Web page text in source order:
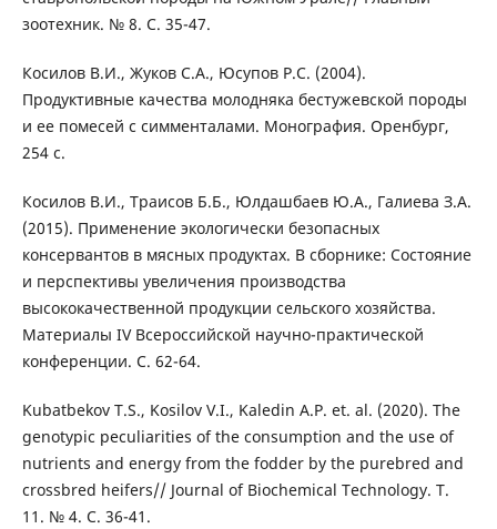
зоотехник. № 8. С. 35-47.
Косилов В.И., Жуков С.А., Юсупов Р.С. (2004).
Продуктивные качества молодняка бестужевской породы
и ее помесей с симменталами. Монография. Оренбург,
254 с.
Косилов В.И., Траисов Б.Б., Юлдашбаев Ю.А., Галиева З.А.
(2015). Применение экологически безопасных
консервантов в мясных продуктах. В сборнике: Состояние
и перспективы увеличения производства
высококачественной продукции сельского хозяйства.
Материалы IV Всероссийской научно-практической
конференции. С. 62-64.
Kubatbekov T.S., Kosilov V.I., Kaledin A.P. et. al. (2020). The
genotypic peculiarities of the consumption and the use of
nutrients and energy from the fodder by the purebred and
crossbred heifers// Journal of Biochemical Technology. Т.
11. № 4. С. 36-41.